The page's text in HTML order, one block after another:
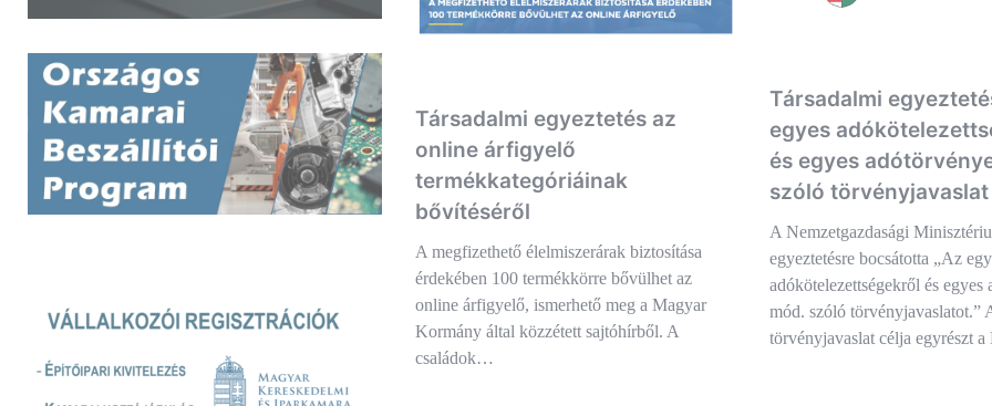
Társadalmi egyeztetés az
online árfigyelő
termékkategóriáinak
bővítéséről
A megfizethető élelmiszerárak biztosítása
érdekében 100 termékkörre bővülhet az
online árfigyelő, ismerhető meg a Magyar
Kormány által közzétett sajtóhírből. A
családok…
Társadalmi
egyes
és egyes
szóló törvényjavaslat
A Nemzetgazdasági
egyeztetésre bocsátotta „Az
adókötelezettségekről és egyes
mód. szóló törvényjavaslatot.”
törvényjavaslat célja egyrészt